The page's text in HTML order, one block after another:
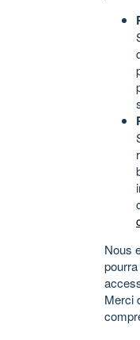
Nous
Merci